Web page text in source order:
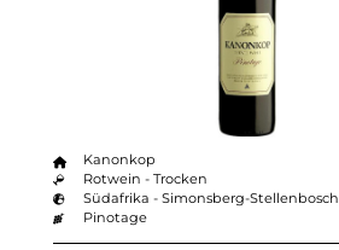
Kanonkop
Rotwein - Trocken
Südafrika - Simonsberg-Stellenbosch
Pinotage